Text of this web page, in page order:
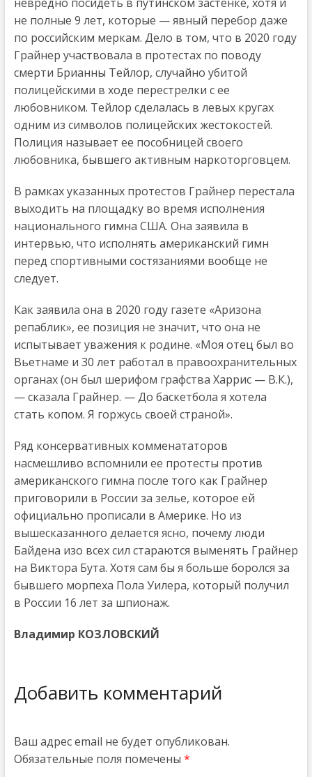
не полные 9 лет, которые — явный перебор даже
по российским меркам. Дело в том, что в 2020 году
Грайнер участвовала в протестах по поводу
смерти Брианны Тейлор, случайно убитой
полицейскими в ходе перестрелки с ее
любовником. Тейлор сделалась в левых кругах
одним из символов полицейских жестокостей.
Полиция называет ее пособницей своего
любовника, бывшего активным наркоторговцем.
В рамках указанных протестов Грайнер перестала
выходить на площадку во время исполнения
национального гимна США. Она заявила в
интервью, что исполнять американский гимн
перед спортивными состязаниями вообще не
следует.
Как заявила она в 2020 году газете «Аризона
репаблик», ее позиция не значит, что она не
испытывает уважения к родине. «Моя отец был во
Вьетнаме и 30 лет работал в правоохранительных
органах (он был шерифом графства Харрис — В.К.),
— сказала Грайнер. — До баскетбола я хотела
стать копом. Я горжусь своей страной».
Ряд консервативных комменататоров
насмешливо вспомнили ее протесты против
американского гимна после того как Грайнер
приговорили в России за зелье, которое ей
официально прописали в Америке. Но из
вышесказанного делается ясно, почему люди
Байдена изо всех сил стараются выменять Грайнер
на Виктора Бута. Хотя сам бы я больше боролся за
бывшего морпеха Пола Уилера, который получил
в России 16 лет за шпионаж.
Владимир КОЗЛОВСКИЙ
Добавить комментарий
Ваш адрес email не будет опубликован.
Обязательные поля помечены *